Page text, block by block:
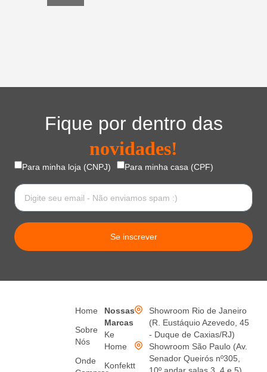
Fique por dentro das
novidades!
Para minha loja (CNPJ) Para minha casa (CPF)
Se inscrever
Home
Sobre
Nós
Onde
Nossas
Marcas
Ke
Home
Konfektt
Showroom Rio de Janeiro
(R. Eustáquio Azevedo, 45
- Duque de Caxias/RJ)
Showroom São Paulo (Av.
Senador Queirós nº305,